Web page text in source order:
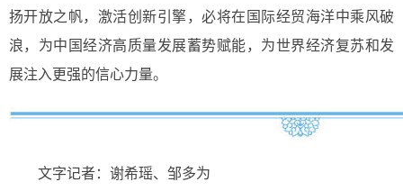
扬开放之帆，激活创新引擎，必将在国际经贸海洋中乘风破
浪，为中国经济高质量发展蓄势赋能，为世界经济复苏和发
展注入更强的信心力量。
文字记者：谢希瑶、邹多为